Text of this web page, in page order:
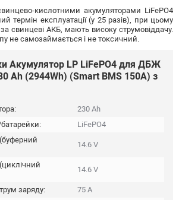
кислотними акумуляторами LiFePO4
термін експлуатації (у 25 разів), при цьому
свинцеві АКБ, мають високу струмовіддачу.
не самозаймається і не токсичний.
Акумулятор LP LiFePO4 для ДБЖ
Ah (2944Wh) (Smart BMS 150А) з
230 Ah
LiFePO4
14.6 V
14.6 V
заряду:
75 А